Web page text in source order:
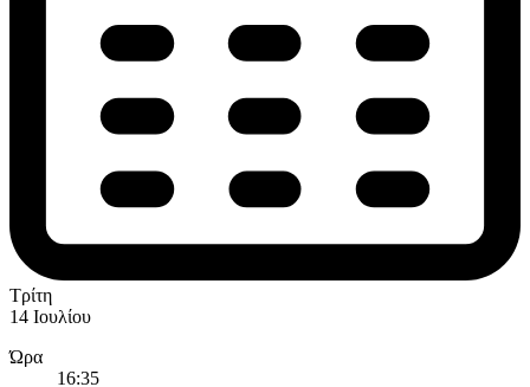
Τρίτη
14 Ιουλίου
Ώρα
16:35